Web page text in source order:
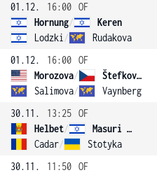
01.12.
16:00 OF
Hornung/
Keren
Lodzki / Rudakova
01.12.
16:00 OF
Morozova/
Štefková (3)
Salimova/ Vaynberg
30.11.
13:25 OF
Helbet/
Masuri (4)
Cadar/ Stotyka
30.11.
11:50 OF